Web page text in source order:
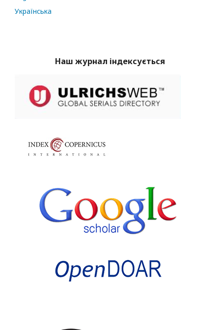
Українська
Наш журнал індексується